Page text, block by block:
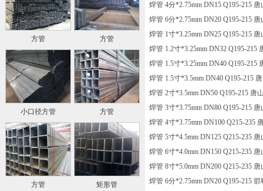
方管 方管
小口径方管 方管
方管 矩形管
焊管 4分*2.75mm DN15 Q195-215 唐
焊管 6分*2.75mm DN20 Q195-215 唐
焊管 1寸*3.25mm DN25 Q195-215 唐
焊管 1.2寸*3.25mm DN32 Q195-215
焊管 1.5寸*3.25mm DN40 Q195-215
焊管 1.5寸*3.5mm DN40 Q195-215
焊管 2寸*3.5mm DN50 Q195-215 唐
焊管 3寸*3.75mm DN80 Q195-215 唐
焊管 4寸*3.75mm DN100 Q215-235
焊管 5寸*4.5mm DN125 Q215-235 唐
焊管 6寸*4.0mm DN150 Q215-235 唐
焊管 8寸*5.0mm DN200 Q215-235 唐
焊管 6分*2.75mm DN20 Q195-215 邯